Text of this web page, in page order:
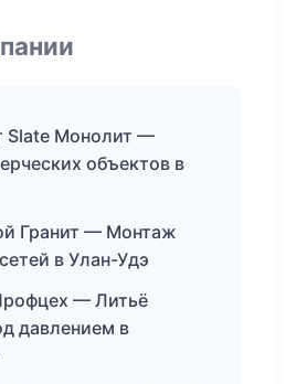
Slate Монолит —
объектов в
Гранит — Монтаж
в Улан-Удэ
— Литьё
давлением в